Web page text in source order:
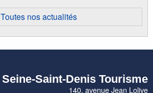
Toutes nos actualités
Seine-Saint-Denis Tourisme
140, avenue Jean Lolive